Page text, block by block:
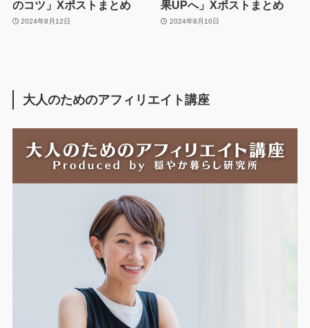
のコツ」Xポストまとめ
2024年8月12日
果UPへ」Xポストまとめ
2024年8月10日
大人のためのアフィリエイト講座